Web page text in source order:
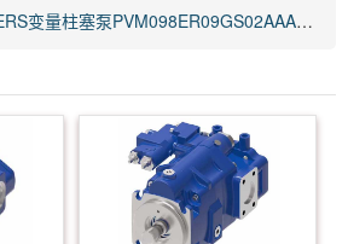
量柱塞泵PVM098ER09GS02AAA28000001A0A